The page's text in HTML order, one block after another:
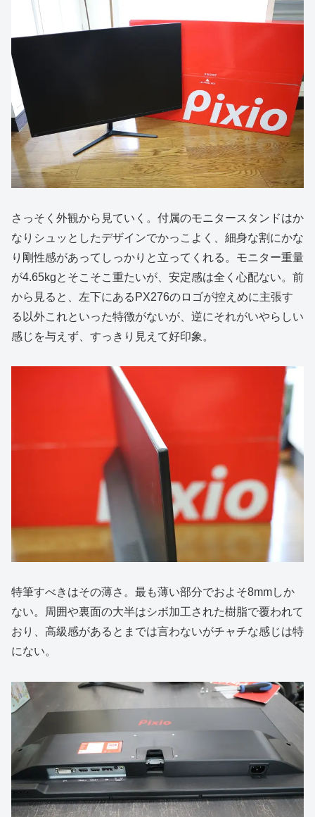
さっそく外観から見ていく。付属のモニタースタンドはか
なりシュッとしたデザインでかっこよく、細身な割にかな
り剛性感があってしっかりと立ってくれる。モニター重量
が4.65kgとそこそこ重たいが、安定感は全く心配ない。前
から見ると、左下にあるPX276のロゴが控えめに主張す
る以外これといった特徴がないが、逆にそれがいやらしい
感じを与えず、すっきり見えて好印象。
特筆すべきはその薄さ。最も薄い部分でおよそ8mmしか
ない。周囲や裏面の大半はシボ加工された樹脂で覆われて
おり、高級感があるとまでは言わないがチャチな感じは特
にない。